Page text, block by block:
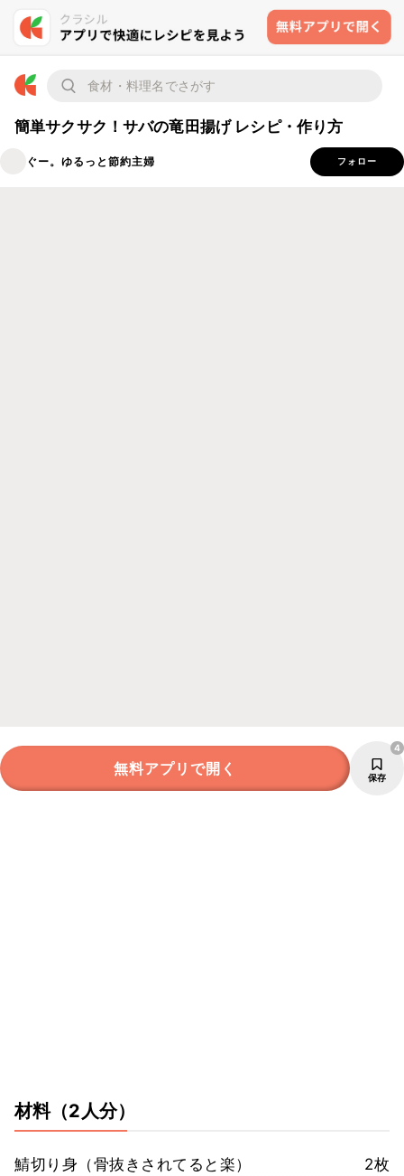
簡単サクサク！サバの竜田揚げ レシピ・作り方
ぐー。ゆるっと節約主婦 フォロー
無料アプリで開く 保存
4
材料（2人分）
鯖切り身（骨抜きされてると楽）
2枚